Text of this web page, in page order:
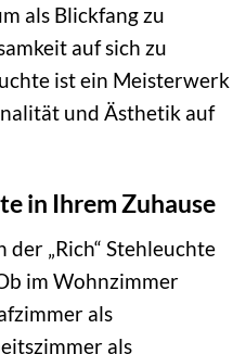
als Blickfang zu
auf sich zu
ist ein Meisterwerk
und Ästhetik auf
in Ihrem Zuhause
„Rich“ Stehleuchte
im Wohnzimmer
als
als